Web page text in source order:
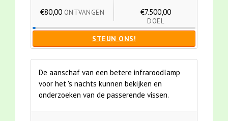
€80,00 ONTVANGEN €7.500,00
DOEL
STEUN ONS!
De aanschaf van een betere infraroodlamp
voor het 's nachts kunnen bekijken en
onderzoeken van de passerende vissen.